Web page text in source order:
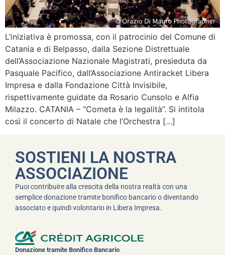
L’iniziativa è promossa, con il patrocinio del Comune di
Catania e di Belpasso, dalla Sezione Distrettuale
dell’Associazione Nazionale Magistrati, presieduta da
Pasquale Pacifico, dall’Associazione Antiracket Libera
Impresa e dalla Fondazione Città Invisibile,
rispettivamente guidate da Rosario Cunsolo e Alfia
Milazzo. CATANIA – “Cometa è la legalità”. Si intitola
così il concerto di Natale che l’Orchestra […]
SOSTIENI LA NOSTRA
ASSOCIAZIONE
Puoi contribuire alla crescita della nostra realtà con una
semplice donazione tramite bonifico bancario o diventando
associato e quindi volontario in Libera Impresa.
Donazione tramite Bonifico Bancario